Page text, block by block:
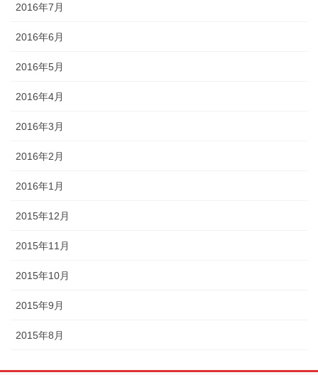
2016年7月
2016年6月
2016年5月
2016年4月
2016年3月
2016年2月
2016年1月
2015年12月
2015年11月
2015年10月
2015年9月
2015年8月